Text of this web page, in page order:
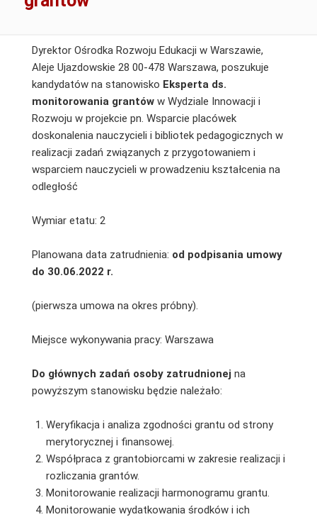
Dyrektor Ośrodka Rozwoju Edukacji w Warszawie,
Aleje Ujazdowskie 28 00-478 Warszawa, poszukuje
kandydatów na stanowisko Eksperta ds.
monitorowania grantów w Wydziale Innowacji i
Rozwoju w projekcie pn. Wsparcie placówek
doskonalenia nauczycieli i bibliotek pedagogicznych w
realizacji zadań związanych z przygotowaniem i
wsparciem nauczycieli w prowadzeniu kształcenia na
odległość
Wymiar etatu: 2
Planowana data zatrudnienia: od podpisania umowy
do 30.06.2022 r.
(pierwsza umowa na okres próbny).
Miejsce wykonywania pracy: Warszawa
Do głównych zadań osoby zatrudnionej na
powyższym stanowisku będzie należało:
Weryfikacja i analiza zgodności grantu od strony
merytorycznej i finansowej.
Współpraca z grantobiorcami w zakresie realizacji i
rozliczania grantów.
Monitorowanie realizacji harmonogramu grantu.
Monitorowanie wydatkowania środków i ich